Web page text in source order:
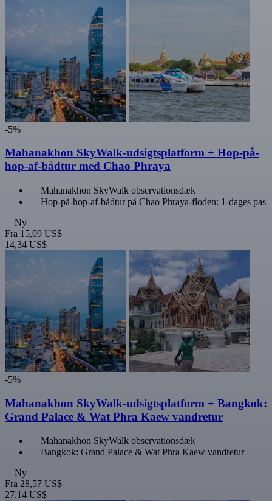
-5%
Mahanakhon SkyWalk-udsigtsplatform + Hop-på-
hop-af-bådtur med Chao Phraya
Mahanakhon SkyWalk observationsdæk
Hop-på-hop-af-bådtur på Chao Phraya-floden: 1-dages pas
Ny
Fra 15,09 US$
14,34 US$
-5%
Mahanakhon SkyWalk-udsigtsplatform + Bangkok:
Grand Palace & Wat Phra Kaew vandretur
Mahanakhon SkyWalk observationsdæk
Bangkok: Grand Palace & Wat Phra Kaew vandretur
Ny
Fra 28,57 US$
27,14 US$